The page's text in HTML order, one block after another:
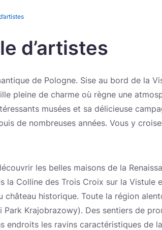
d’artistes
de Pologne. Sise au bord de la
pleine de charme où règne une
musées et sa délicieuse
de nombreuses années. Vous y
les belles maisons de la
la Colline des Trois Croix sur la Vistule
château historique. Toute la région
Park Krajobrazowy). Des sentiers de
endroits les ravins caractéristiques de